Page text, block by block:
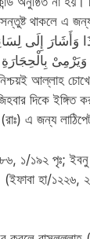
থাকলে এ
وَأَشَارَ إِلَى
بِالْحِجَارَةِ
আল্লাহ
দিকে
এ জন্য
১/১৯২ পৃঃ;
হা/১২২৬,